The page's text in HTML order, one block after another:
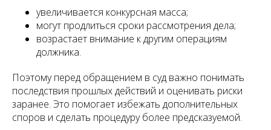
увеличивается конкурсная масса;
могут продлиться сроки рассмотрения дела;
возрастает внимание к другим операциям
должника.
Поэтому перед обращением в суд важно понимать
последствия прошлых действий и оценивать риски
заранее. Это помогает избежать дополнительных
споров и сделать процедуру более предсказуемой.